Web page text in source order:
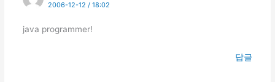
2006-12-12 / 18:02
java programmer!
답글